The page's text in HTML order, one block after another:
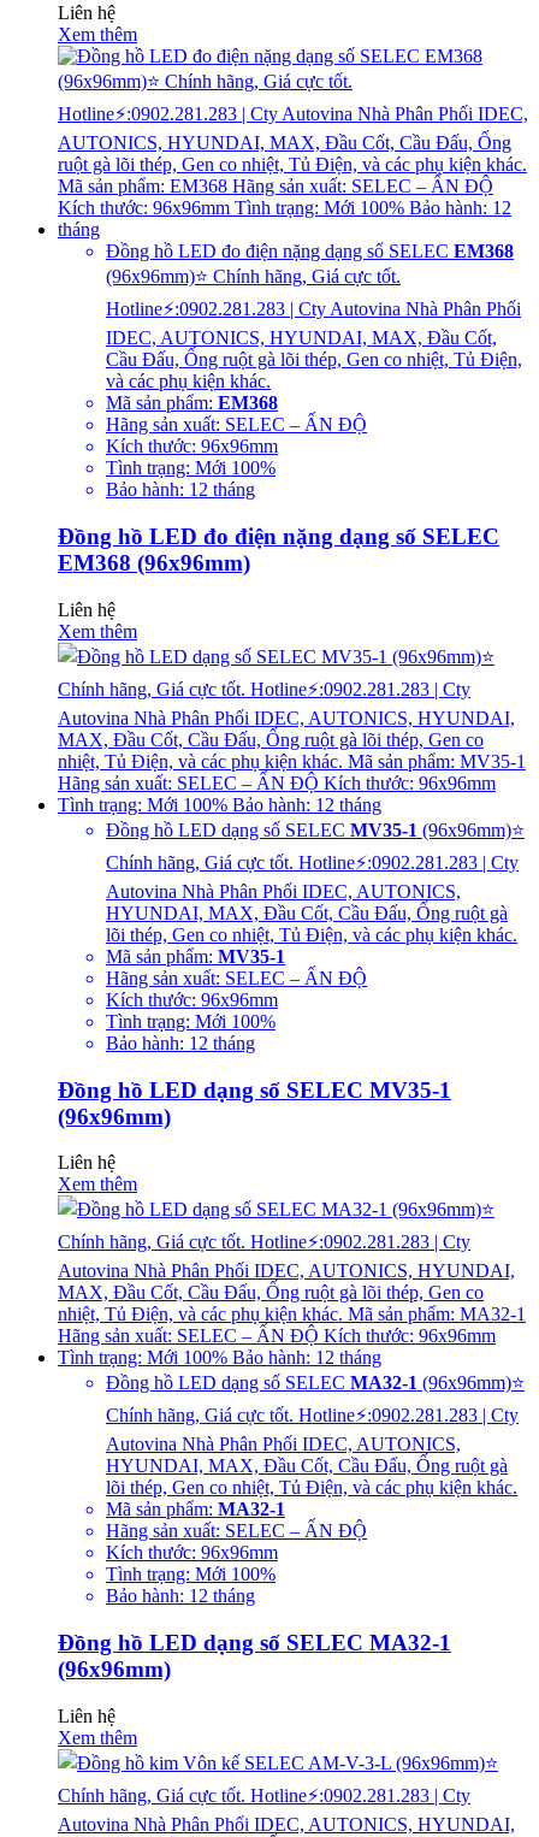
Liên hệ
Xem thêm
Đồng hồ LED đo điện nặng dạng số SELEC EM368
(96x96mm)⭐ Chính hãng, Giá cực tốt.
Hotline⚡:0902.281.283 | Cty Autovina Nhà Phân Phối
IDEC, AUTONICS, HYUNDAI, MAX, Đầu Cốt,
Cầu Đấu, Ống ruột gà lõi thép, Gen co nhiệt, Tủ Điện,
và các phụ kiện khác.
Mã sản phẩm: EM368
Hãng sản xuất: SELEC – ẤN ĐỘ
Kích thước: 96x96mm
Tình trạng: Mới 100%
Bảo hành: 12 tháng
Đồng hồ LED đo điện nặng dạng số SELEC
EM368 (96x96mm)
Liên hệ
Xem thêm
Đồng hồ LED dạng số SELEC MV35-1 (96x96mm)⭐
Chính hãng, Giá cực tốt. Hotline⚡:0902.281.283 | Cty
Autovina Nhà Phân Phối IDEC, AUTONICS,
HYUNDAI, MAX, Đầu Cốt, Cầu Đấu, Ống ruột gà
lõi thép, Gen co nhiệt, Tủ Điện, và các phụ kiện khác.
Mã sản phẩm: MV35-1
Hãng sản xuất: SELEC – ẤN ĐỘ
Kích thước: 96x96mm
Tình trạng: Mới 100%
Bảo hành: 12 tháng
Đồng hồ LED dạng số SELEC MV35-1
(96x96mm)
Liên hệ
Xem thêm
Đồng hồ LED dạng số SELEC MA32-1 (96x96mm)⭐
Chính hãng, Giá cực tốt. Hotline⚡:0902.281.283 | Cty
Autovina Nhà Phân Phối IDEC, AUTONICS,
HYUNDAI, MAX, Đầu Cốt, Cầu Đấu, Ống ruột gà
lõi thép, Gen co nhiệt, Tủ Điện, và các phụ kiện khác.
Mã sản phẩm: MA32-1
Hãng sản xuất: SELEC – ẤN ĐỘ
Kích thước: 96x96mm
Tình trạng: Mới 100%
Bảo hành: 12 tháng
Đồng hồ LED dạng số SELEC MA32-1
(96x96mm)
Liên hệ
Xem thêm